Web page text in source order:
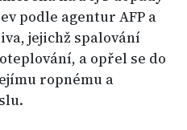
podle agentur AFP a
jejichž spalování
a opřel se do
ropnému a